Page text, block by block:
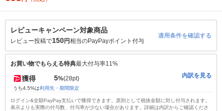
レビューキャンペーン対象商品
レビュー投稿で150円相当のPayPayポイント付与
適用条件を確認する
お買い物でもらえる特典最大付与率11%
獲得 5%(28pt)
うち4.5%は利用先・期間限定
内訳を見る
ログイン&全額PayPay支払いで獲得できます。原則として税抜金額に対し付与されます。
表示よりも実際の付与数、付与率が少ない場合があります。詳細は内訳からご確認くださ